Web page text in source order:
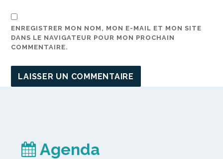
ENREGISTRER MON NOM, MON E-MAIL ET MON SITE
DANS LE NAVIGATEUR POUR MON PROCHAIN
COMMENTAIRE.
Agenda